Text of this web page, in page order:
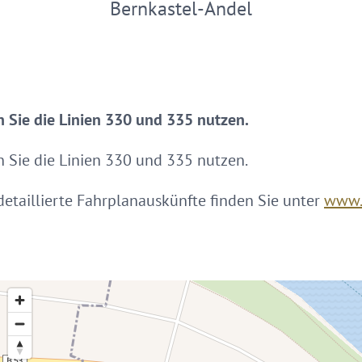
Bernkastel-Andel
die Linien 330 und 335 nutzen.
die Linien 330 und 335 nutzen.
Fahrplanauskünfte finden Sie unter